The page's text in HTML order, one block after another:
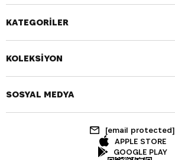
KATEGORİLER
KOLEKSİYON
SOSYAL MEDYA
[email protected]
APPLE STORE
GOOGLE PLAY